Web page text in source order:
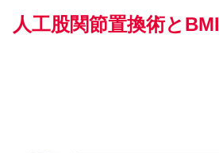
人工股関節置換術とBMI